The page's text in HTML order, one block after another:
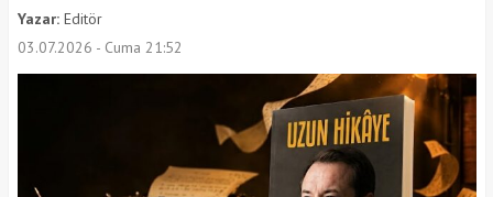
Yazar:Editör
03.07.2026 - Cuma 21:52